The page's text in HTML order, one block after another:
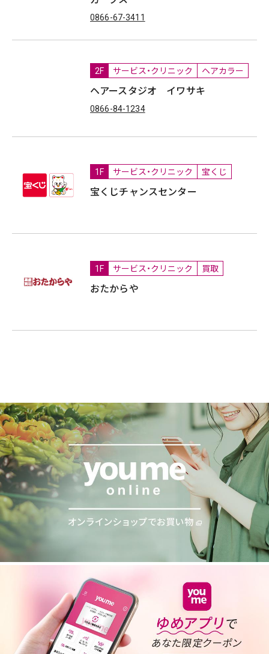
0866-67-3411
2F サービス・クリニック ヘアカラー
ヘアースタジオ イワサキ
0866-84-1234
1F サービス・クリニック 宝くじ
宝くじチャンスセンター
1F サービス・クリニック 買取
おたからや